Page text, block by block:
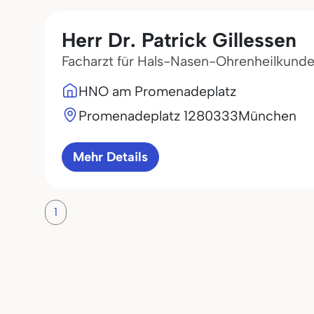
Herr Dr. Patrick Gillessen
Facharzt für Hals-Nasen-Ohrenheilkunde
HNO am Promenadeplatz
Promenadeplatz 1280333München
Mehr Details
1